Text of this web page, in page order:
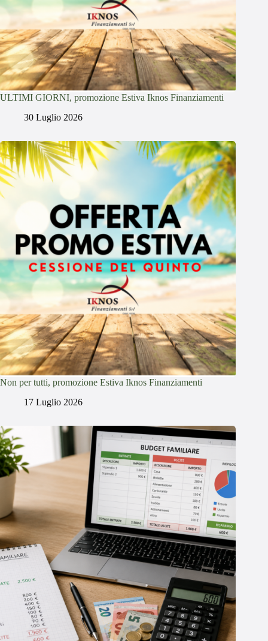
ULTIMI GIORNI, promozione Estiva Iknos Finanziamenti
30 Luglio 2026
Non per tutti, promozione Estiva Iknos Finanziamenti
17 Luglio 2026